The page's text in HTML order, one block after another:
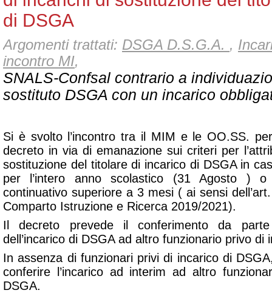
di DSGA
Argomenti trattati: DSGA D.S.G.A. ,
incontro MI,
SNALS-Confsal contrario a
sostituto DSGA con un incarico
Si è svolto l’incontro tra il MIM e le OO.SS.
decreto in via di emanazione sui criteri per
sostituzione del titolare di incarico di DSGA in
per l’intero anno scolastico (31 Agosto )
continuativo superiore a 3 mesi ( ai sensi
Comparto Istruzione e Ricerca 2019/2021).
Il decreto prevede il conferimento da parte
dell’incarico di DSGA ad altro funzionario privo di
In assenza di funzionari privi di incarico di
conferire l’incarico ad interim ad altro
DSGA.